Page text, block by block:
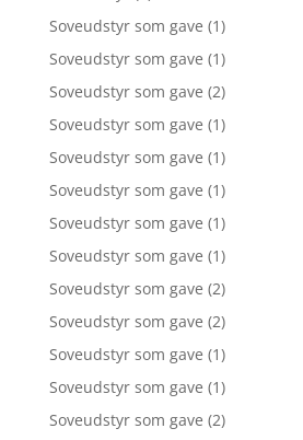
Soveudstyr som gave (1)
Soveudstyr som gave (1)
Soveudstyr som gave (2)
Soveudstyr som gave (1)
Soveudstyr som gave (1)
Soveudstyr som gave (1)
Soveudstyr som gave (1)
Soveudstyr som gave (1)
Soveudstyr som gave (2)
Soveudstyr som gave (2)
Soveudstyr som gave (1)
Soveudstyr som gave (1)
Soveudstyr som gave (2)